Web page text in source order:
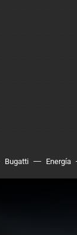
Bugatti Energía